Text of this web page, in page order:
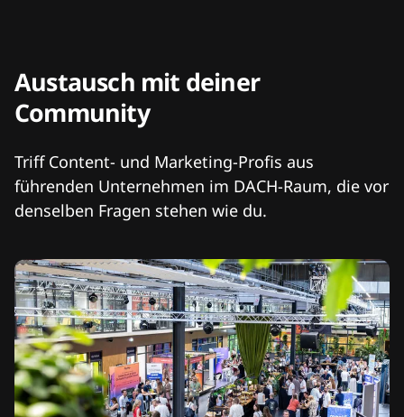
Austausch mit deiner
Community
Triff Content- und Marketing-Profis aus
führenden Unternehmen im DACH-Raum, die vor
denselben Fragen stehen wie du.